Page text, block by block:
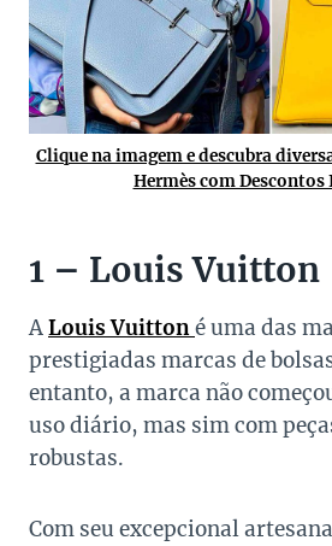
Clique na imagem e descubra
Hermès com
1 – Louis Vuitton
ALouis Vuittoné uma das
prestigiadas marcas de
entanto, a marca não
uso diário, mas sim com
robustas.
Com seu excepcional